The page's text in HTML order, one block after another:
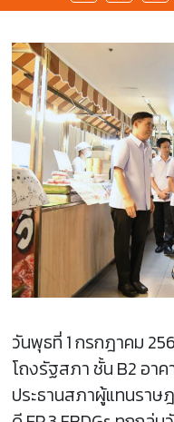
วันพุธที่ 1 กรกฎาคม
โถงรัฐสภา ชั้น B2 อา
ประธานสภาผู้แทนราษ